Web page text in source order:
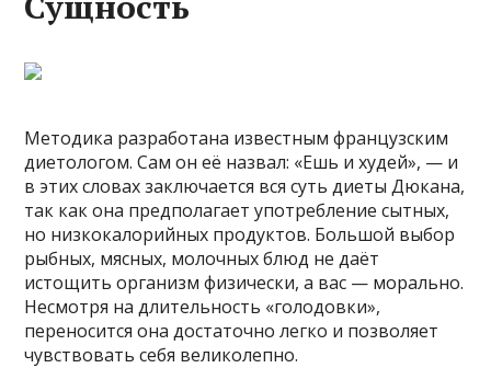
Методика разработана известным французским
диетологом. Сам он её назвал: «Ешь и худей», — и
в этих словах заключается вся суть диеты Дюкана,
так как она предполагает употребление сытных,
но низкокалорийных продуктов. Большой выбор
рыбных, мясных, молочных блюд не даёт
истощить организм физически, а вас — морально.
Несмотря на длительность «голодовки»,
переносится она достаточно легко и позволяет
чувствовать себя великолепно.